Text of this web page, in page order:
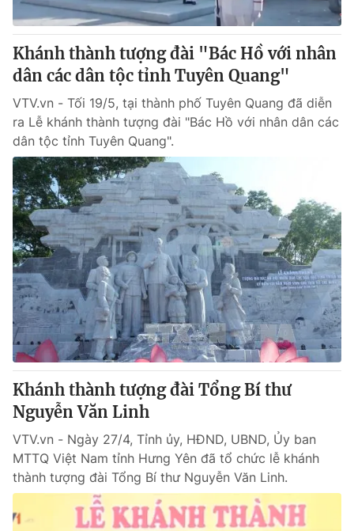
Khánh thành tượng đài "Bác Hồ với nhân
dân các dân tộc tỉnh Tuyên Quang"
VTV.vn - Tối 19/5, tại thành phố Tuyên Quang đã diễn
ra Lễ khánh thành tượng đài "Bác Hồ với nhân dân các
dân tộc tỉnh Tuyên Quang".
Khánh thành tượng đài Tổng Bí thư
Nguyễn Văn Linh
VTV.vn - Ngày 27/4, Tỉnh ủy, HĐND, UBND, Ủy ban
MTTQ Việt Nam tỉnh Hưng Yên đã tổ chức lễ khánh
thành tượng đài Tổng Bí thư Nguyễn Văn Linh.